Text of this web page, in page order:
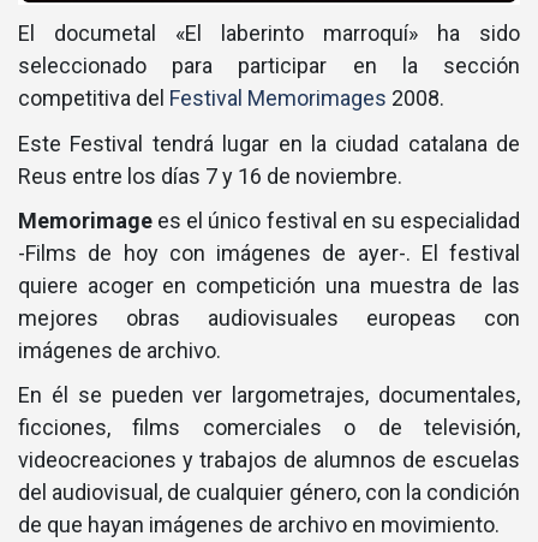
El documetal «El laberinto marroquí­» ha sido
seleccionado para participar en la sección
competitiva del Festival Memorimages 2008.
Este Festival tendrá lugar en la ciudad catalana de
Reus entre los dí­as 7 y 16 de noviembre.
Memorimage es el único festival en su especialidad
-Films de hoy con imágenes de ayer-. El festival
quiere acoger en competición una muestra de las
mejores obras audiovisuales europeas con
imágenes de archivo.
En él se pueden ver largometrajes, documentales,
ficciones, films comerciales o de televisión,
videocreaciones y trabajos de alumnos de escuelas
del audiovisual, de cualquier género, con la condición
de que hayan imágenes de archivo en movimiento.